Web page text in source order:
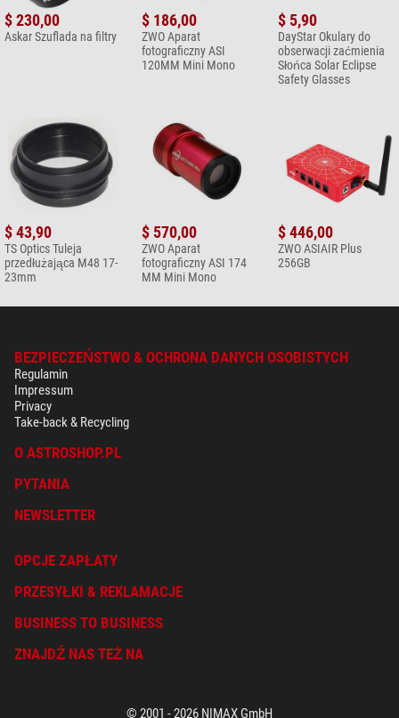
$ 230,00
Askar Szuflada na filtry
$ 186,00
ZWO Aparat
fotograficzny ASI
120MM Mini Mono
$ 5,90
DayStar Okulary do
obserwacji zaćmienia
Słońca Solar Eclipse
Safety Glasses
$ 43,90
TS Optics Tuleja
przedłużająca M48 17-
23mm
$ 570,00
ZWO Aparat
fotograficzny ASI 174
MM Mini Mono
$ 446,00
ZWO ASIAIR Plus
256GB
BEZPIECZEŃSTWO & OCHRONA DANYCH OSOBISTYCH
Regulamin
Impressum
Privacy
Take-back & Recycling
O ASTROSHOP.PL
PYTANIA
NEWSLETTER
OPCJE ZAPŁATY
PRZESYŁKI & REKLAMACJE
BUSINESS TO BUSINESS
ZNAJDŹ NAS TEŻ NA
© 2001 - 2026 NIMAX GmbH